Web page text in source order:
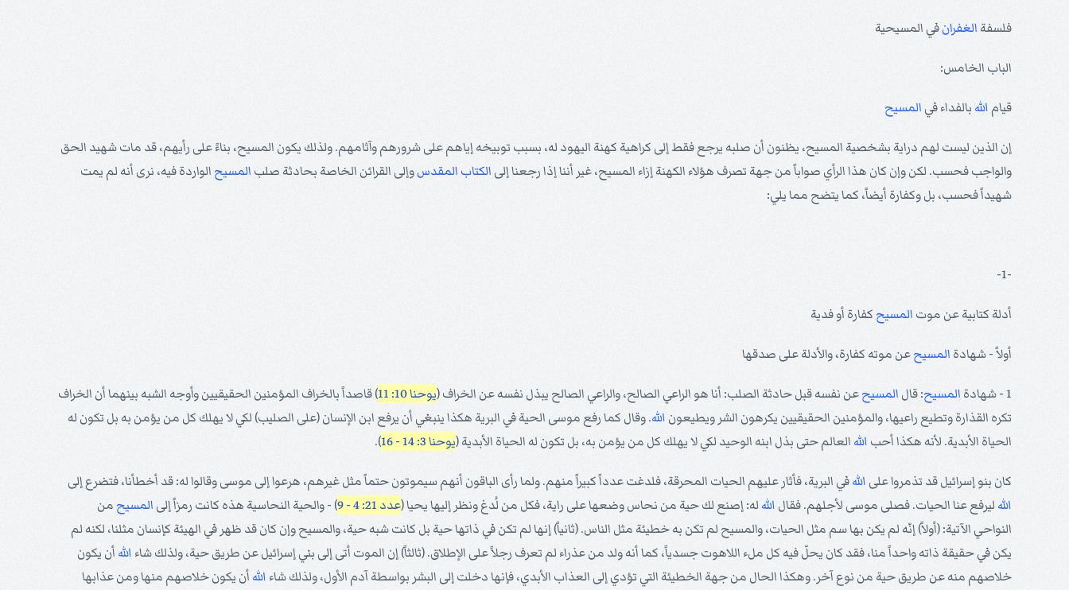
فلسفة الغفرانفي المسيحية
الباب الخامس:
قيام الله بالفداء في المسيح
إن الذين ليست لهم دراية بشخصية المسيح، يظنون أن صلبه يرجع فقط إلى كراهية كهنة اليهود له، بسبب توبيخه إياهم على شرورهم وآثامهم. ولذلك يكون المسيح، بناءً على رأيهم، قد مات شهيد الحق
والواجب فحسب. لكن وإن كان هذا الرأي صواباً من جهة تصرف هؤلاء الكهنة إزاء المسيح، غير أننا إذا رجعنا إلى الكتاب المقدسوإلى القرائن الخاصة بحادثة صلب المسيح الواردة فيه، نرى أنه لم يمت
شهيداً فحسب، بل وكفارة أيضاً، كما يتضح مما يلي:
-1-
أدلة كتابية عن موت المسيح كفارة أو فدية
أولاً - شهادة المسيحعن موته كفارة، والأدلة على صدقها
1 - شهادة المسيح: قال المسيحعن نفسه قبل حادثة الصلب: أنا هو الراعي الصالح، والراعي الصالح يبذل نفسه عن الخراف (يوحنا 10: 11
) قاصداً بالخراف المؤمنين الحقيقيين وأوجه الشبه بينهما أن الخراف
تكره القذارة وتطيع راعيها، والمؤمنين الحقيقيين يكرهون الشر ويطيعون الله. وقال كما رفع موسى الحية في البرية هكذا ينبغي أن يرفع ابن الإنسان (على الصليب) لكي لا يهلك كل من يؤمن به بل تكون له
الحياة الأبدية. لأنه هكذا أحب الله العالم حتى بذل ابنه الوحيد لكي لا يهلك كل من يؤمن به، بل تكون له الحياة الأبدية (يوحنا 3: 14 - 16 ).
كان بنو إسرائيل قد تذمروا على اللهفي البرية، فأثار عليهم الحيات المحرقة، فلدغت عدداً كبيراً منهم. ولما رأى الباقون أنهم سيموتون حتماً مثل غيرهم، هرعوا إلى موسى وقالوا له: قد أخطأنا، فتضرع إلى
الله ليرفع عنا الحيات. فصلى موسى لأجلهم. فقال الله له: إصنع لك حية من نحاس وضعها على راية، فكل من لُدغ ونظر إليها يحيا (عدد 21: 4 - 9 ) - والحية النحاسية هذه كانت رمزاً إلى المسيح من
النواحي الآتية: (أولاً) إنّه لم يكن بها سم مثل الحيات، والمسيح لم تكن به خطيئة مثل الناس. (ثانياً) إنها لم تكن في ذاتها حية بل كانت شبه حية، والمسيح وإن كان قد ظهر في الهيئة كإنسان مثلنا، لكنه لم
يكن في حقيقة ذاته واحداً منا، فقد كان يحلّ فيه كل ملء اللاهوت جسدياً، كما أنه ولد من عذراء لم تعرف رجلاً على الإطلاق. (ثالثاً) إن الموت أتى إلى بني إسرائيل عن طريق حية، ولذلك شاء الله أن يكون
خلاصهم منه عن طريق حية من نوع آخر. وهكذا الحال من جهة الخطيئة التي تؤدي إلى العذاب الأبدي، فإنها دخلت إلى البشر بواسطة آدم الأول، ولذلك شاء الله أن يكون خلاصهم منها ومن عذابها